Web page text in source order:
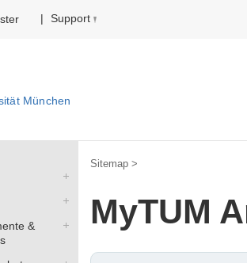
| Support
München
&
Sitemap >
MyTUM